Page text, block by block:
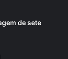
de sete